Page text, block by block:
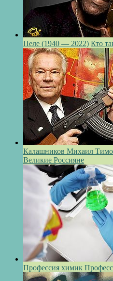
Пеле (1940 — 2022) Кто
Калашников Михаил
Великие Россияне
Профессия химик